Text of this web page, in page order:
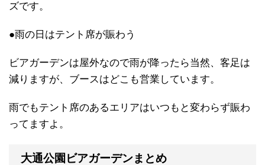
ズです。
●雨の日はテント席が賑わう
ビアガーデンは屋外なので雨が降ったら当然、客足は
減りますが、ブースはどこも営業しています。
雨でもテント席のあるエリアはいつもと変わらず賑わ
ってますよ。
大通公園ビアガーデンまとめ